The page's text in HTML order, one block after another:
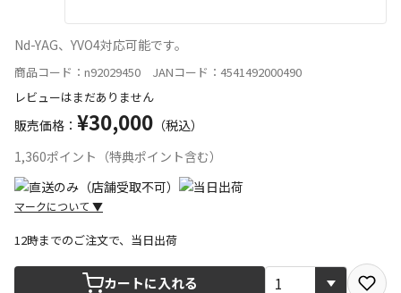
Nd-YAG、YVO4対応可能です。
商品コード：n92029450 JANコード：4541492000490
レビューはまだありません
販売価格： ¥30,000 （税込）
1,360ポイント（特典ポイント含む）
マークについて ▼
宅配や店舗受取を選択できる商品です
12時までのご注文で、当日出荷
カートに入れる